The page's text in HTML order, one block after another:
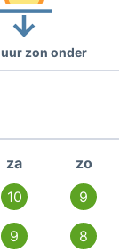
zon onder
za
zo
10 9
9 8